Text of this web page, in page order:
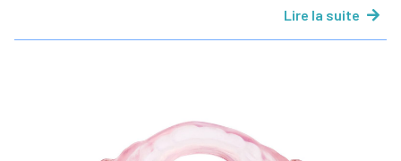
Lire la suite